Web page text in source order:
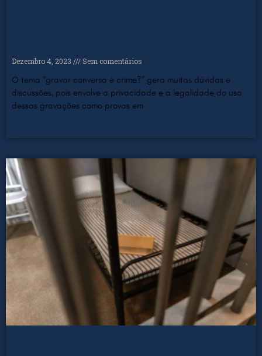
Dezembro 4, 2023 Sem comentários
O tema “gravar conversa é crime?” gera muitas dúvidas e
discussões, pois envolve a privacidade e a legalidade do uso
dessas gravações como provas em